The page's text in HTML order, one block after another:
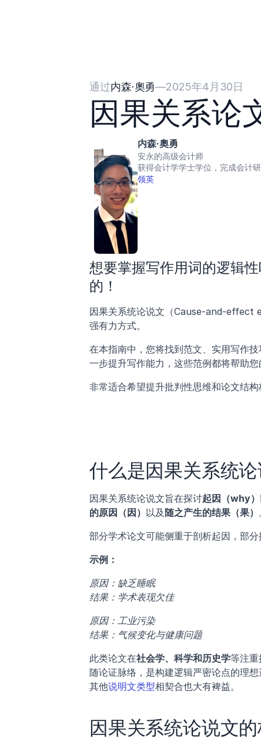
通过内森·奧勇—2025年4月30日
因果关系论
内森·奧勇
安永的高级会计师
获得会计学学士学位，完成会计
领英
想要掌握写作用词的逻辑
的！
因果关系统论说文（Cause-and-effect
强有力方式。
在本指南中，您将找到范文、实用写作
一步提升写作能力，这些范例都将帮助您
非常适合希望提升批判性思维和论文结
什么是因果关系统论
因果关系统论说文旨在探讨起因（why）
的原因（因） 以及 随之产生的结果（果）
部分学术论文可能侧重于剖析起因，部
示例：
原因：缺乏睡眠
结果：学术表现欠佳
原因：工业污染
结果：气候变化与健康问题
此类论文在社会学、科学和历史学等注
随论证脉络，是构建逻辑严密论点的理
其他说明文类型相契合也大有裨益。
因果关系统论说文